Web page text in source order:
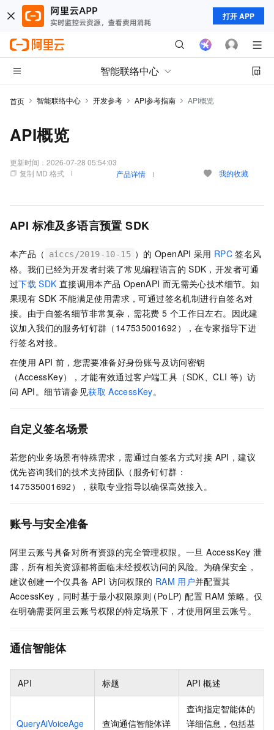
打开 APP
智能联络中心
首页 智能联络中心 开发参考 API参考指南 API概览
API概览
更新时间： 2026-07-28 05:54:03
复制 MD 格式
产品详情 我的收藏
API 标准及多语言预置 SDK
本产品（ aiccs/2019-10-15 ）的 OpenAPI 采用 RPC 签名风
格。我们已经为开发者封装了常见编程语言的 SDK，开发者可通
过下载 SDK 直接调用本产品 OpenAPI 而无需关心技术细节。如
果现有 SDK 不能满足使用需求，可通过签名机制进行自签名对
接。由于自签名细节非常复杂，需花费 5 个工作日左右。因此建
议加入我们的服务钉钉群（147535001692），在专家指导下进
行签名对接。
在使用 API 前，您需要准备好身份账号及访问密钥
（AccessKey），才能有效通过客户端工具（SDK、CLI 等）访
问 API。细节请参见获取 AccessKey。
自定义签名场景
若您的业务场景有特殊需求，需通过自签名方式对接 API，建议
优先咨询我们的技术支持团队（服务钉钉群：
147535001692），获取专业指导以确保高效接入。
账号与安全准备
阿里云账号具备对所有资源的完全管理权限。一旦 AccessKey 泄
露，所有相关资源都将面临未经授权访问的风险。为确保安全，
建议创建一个仅具备 API 访问权限的 RAM 用户并配置其
AccessKey，同时基于最小权限原则 (PoLP) 配置 RAM 策略。仅
在明确需要阿里云账号权限的特定场景下，才使用阿里云账号。
通信智能体
API 标题 API 概述
QueryAiVoiceAge
查询通信智能体详
查询指定智能体的
详细信息，包括基